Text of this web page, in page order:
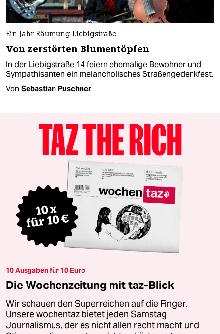
Ein Jahr Räumung Liebigstraße
Von zerstörten Blumentöpfen
In der Liebigstraße 14 feiern ehemalige Bewohner und
Sympathisanten ein melancholisches Straßengedenkfest.
Von Sebastian Puschner
10 Ausgaben für 10 Euro
Die Wochenzeitung mit taz-Blick
Wir schauen den Superreichen auf die Finger.
Unsere wochentaz bietet jeden Samstag
Journalismus, der es nicht allen recht macht und